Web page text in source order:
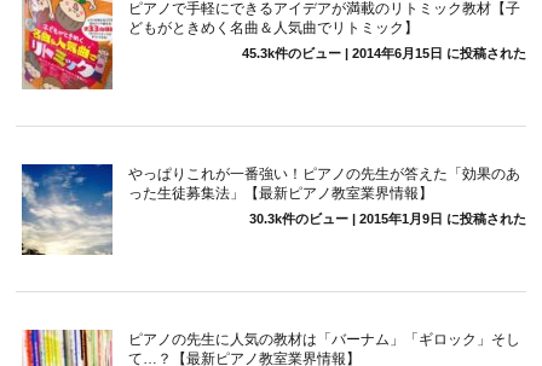
ピアノで手軽にできるアイデアが満載のリトミック教材【子
どもがときめく名曲＆人気曲でリトミック】
45.3k件のビュー| 2014年6月15日 に投稿された
やっぱりこれが一番強い！ピアノの先生が答えた「効果のあ
った生徒募集法」【最新ピアノ教室業界情報】
30.3k件のビュー| 2015年1月9日 に投稿された
ピアノの先生に人気の教材は「バーナム」「ギロック」そし
て…？【最新ピアノ教室業界情報】